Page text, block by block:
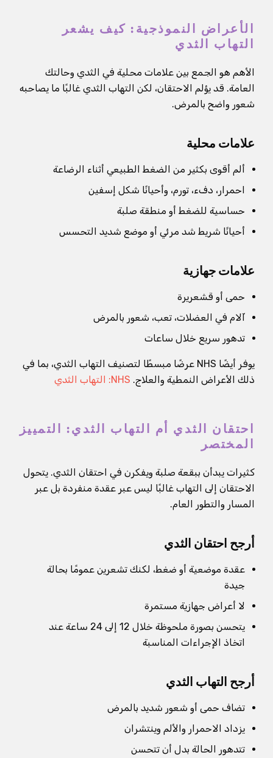
الأعراض النموذجية: كيف يشعر
التهاب الثدي
الأهم هو الجمع بين علامات محلية في الثدي وحالتك
العامة. قد يؤلم الاحتقان، لكن التهاب الثدي غالبًا ما يصاحبه
شعور واضح بالمرض.
علامات محلية
ألم أقوى بكثير من الضغط الطبيعي أثناء الرضاعة
احمرار، دفء، تورم، وأحيانًا شكل إسفين
حساسية للضغط أو منطقة صلبة
أحيانًا شريط شد مرئي أو موضع شديد التحسس
علامات جهازية
حمى أو قشعريرة
آلام في العضلات، تعب، شعور بالمرض
تدهور سريع خلال ساعات
يوفر أيضًا NHS عرضًا مبسطًا لتصنيف التهاب الثدي، بما في
ذلك الأعراض النمطية والعلاج. NHS: التهاب الثدي
احتقان الثدي أم التهاب الثدي: التمييز
المختصر
كثيرات يبدأن ببقعة صلبة ويفكرن في احتقان الثدي. يتحول
الاحتقان إلى التهاب غالبًا ليس عبر عقدة منفردة بل عبر
المسار والتطور العام.
أرجح احتقان الثدي
عقدة موضعية أو ضغط، لكنك تشعرين عمومًا بحالة
جيدة
لا أعراض جهازية مستمرة
يتحسن بصورة ملحوظة خلال 12 إلى 24 ساعة عند
اتخاذ الإجراءات المناسبة
أرجح التهاب الثدي
تضاف حمى أو شعور شديد بالمرض
يزداد الاحمرار والألم وينتشران
تتدهور الحالة بدل أن تتحسن